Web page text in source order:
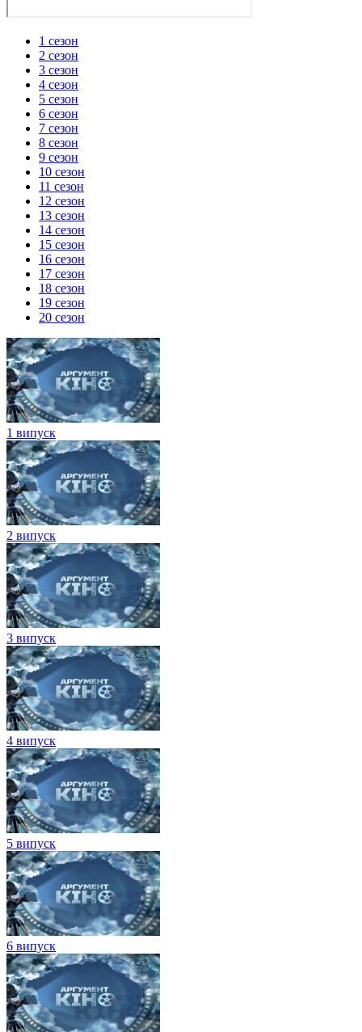
1 сезон
2 сезон
3 сезон
4 сезон
5 сезон
6 сезон
7 сезон
8 сезон
9 сезон
10 сезон
11 сезон
12 сезон
13 сезон
14 сезон
15 сезон
16 сезон
17 сезон
18 сезон
19 сезон
20 сезон
1 випуск
2 випуск
3 випуск
4 випуск
5 випуск
6 випуск